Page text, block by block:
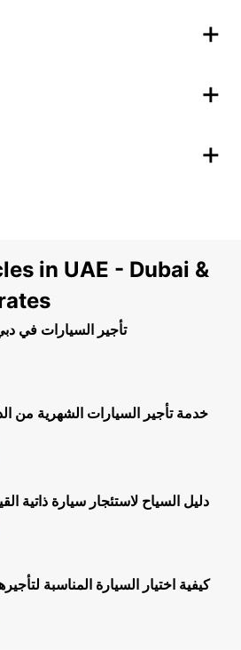
in UAE - Dubai &
تأجير السيارات في
خدمة تأجير السيارات الشهرية من
دليل السياح لاستئجار سيارة ذاتية
كيفية اختيار السيارة المناسبة